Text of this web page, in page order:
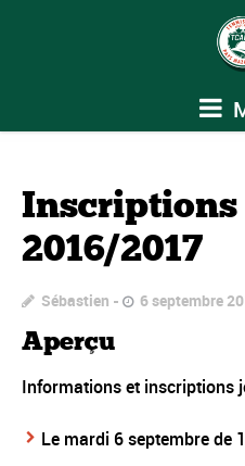
Inscriptions
2016/2017
Sébastien 6 septembre
Aperçu
Informations et inscriptions
Le mardi 6 septembre de